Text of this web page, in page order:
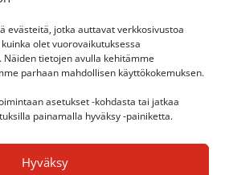
evästeitä, jotka auttavat verkkosivustoa
olet vuorovaikutuksessa
tietojen avulla kehitämme
parhaan mahdollisen käyttökokemuksen.
asetukset -kohdasta tai jatkaa
painamalla hyväksy -painiketta.
Hyväksy